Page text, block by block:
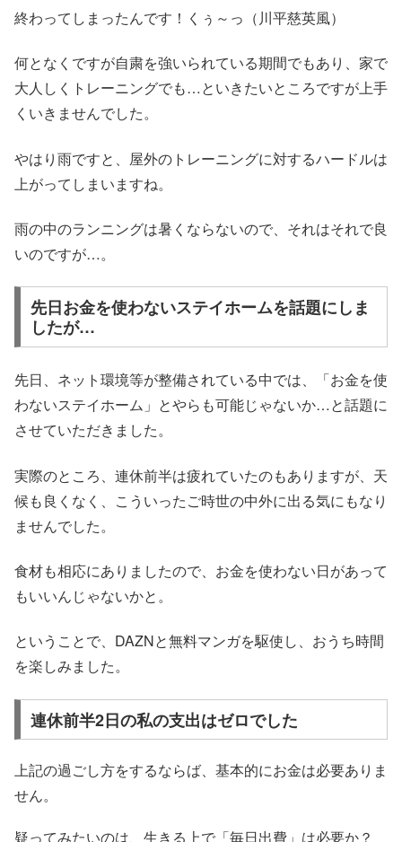
終わってしまったんです！くぅ～っ（川平慈英風）
何となくですが自粛を強いられている期間でもあり、家で
大人しくトレーニングでも…といきたいところですが上手
くいきませんでした。
やはり雨ですと、屋外のトレーニングに対するハードルは
上がってしまいますね。
雨の中のランニングは暑くならないので、それはそれで良
いのですが…。
先日お金を使わないステイホームを話題にしま
したが…
先日、ネット環境等が整備されている中では、「お金を使
わないステイホーム」とやらも可能じゃないか…と話題に
させていただきました。
実際のところ、連休前半は疲れていたのもありますが、天
候も良くなく、こういったご時世の中外に出る気にもなり
ませんでした。
食材も相応にありましたので、お金を使わない日があって
もいいんじゃないかと。
ということで、DAZNと無料マンガを駆使し、おうち時間
を楽しみました。
連休前半2日の私の支出はゼロでした
上記の過ごし方をするならば、基本的にお金は必要ありま
せん。
疑ってみたいのは、生きる上で「毎日出費」は必要か？